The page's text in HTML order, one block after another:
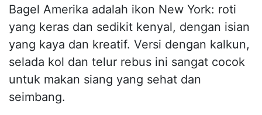
Bagel Amerika adalah ikon New York: roti
yang keras dan sedikit kenyal, dengan isian
yang kaya dan kreatif. Versi dengan kalkun,
selada kol dan telur rebus ini sangat cocok
untuk makan siang yang sehat dan
seimbang.